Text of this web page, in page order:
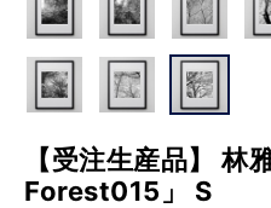
【受注生産品】 林
Forest015」 S